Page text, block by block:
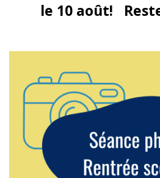
le 10 août!